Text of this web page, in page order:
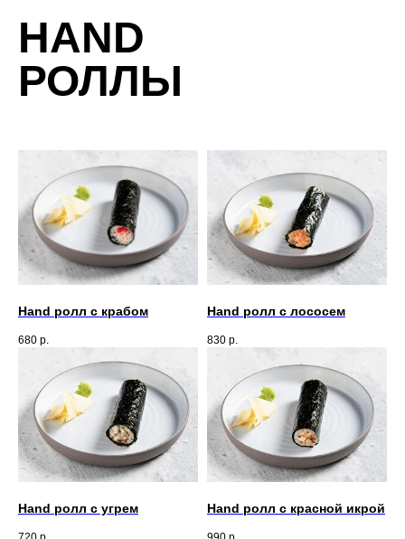
HAND
РОЛЛЫ
Hand ролл с крабом
680 р.
Hand ролл с лососем
830 р.
Hand ролл с угрем Hand ролл с красной икрой